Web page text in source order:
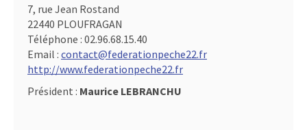
7, rue Jean Rostand
22440 PLOUFRAGAN
Téléphone : 02.96.68.15.40
Email : contact@federationpeche22.fr
http://www.federationpeche22.fr
Président : Maurice LEBRANCHU